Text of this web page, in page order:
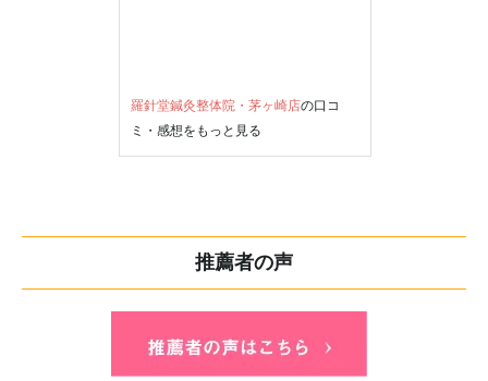
羅針堂鍼灸整体院・茅ヶ崎店の口コ
ミ・感想をもっと見る
推薦者の声